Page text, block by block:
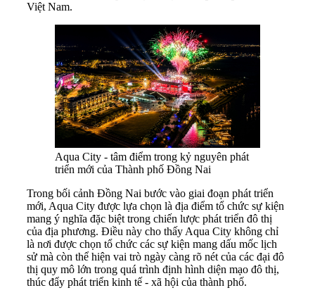
Việt Nam.
Aqua City - tâm điểm trong kỷ nguyên phát
triển mới của Thành phố Đồng Nai
Trong bối cảnh Đồng Nai bước vào giai đoạn phát triển
mới, Aqua City được lựa chọn là địa điểm tổ chức sự kiện
mang ý nghĩa đặc biệt trong chiến lược phát triển đô thị
của địa phương. Điều này cho thấy Aqua City không chỉ
là nơi được chọn tổ chức các sự kiện mang dấu mốc lịch
sử mà còn thể hiện vai trò ngày càng rõ nét của các đại đô
thị quy mô lớn trong quá trình định hình diện mạo đô thị,
thúc đẩy phát triển kinh tế - xã hội của thành phố.